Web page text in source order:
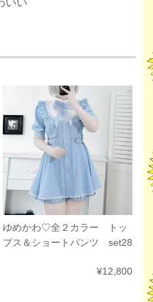
い
ゆめかわ♡全２カラー トッ
プス＆ショートパンツ set28
¥12,800